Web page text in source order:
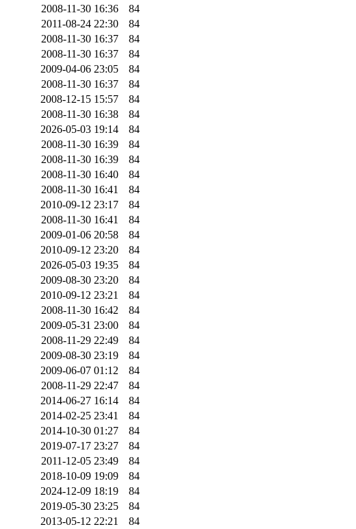
2008-11-30 16:36
84
2011-08-24 22:30
84
2008-11-30 16:37
84
2008-11-30 16:37
84
2009-04-06 23:05
84
2008-11-30 16:37
84
2008-12-15 15:57
84
2008-11-30 16:38
84
2026-05-03 19:14
84
2008-11-30 16:39
84
2008-11-30 16:39
84
2008-11-30 16:40
84
2008-11-30 16:41
84
2010-09-12 23:17
84
2008-11-30 16:41
84
2009-01-06 20:58
84
2010-09-12 23:20
84
2026-05-03 19:35
84
2009-08-30 23:20
84
2010-09-12 23:21
84
2008-11-30 16:42
84
2009-05-31 23:00
84
2008-11-29 22:49
84
2009-08-30 23:19
84
2009-06-07 01:12
84
2008-11-29 22:47
84
2014-06-27 16:14
84
2014-02-25 23:41
84
2014-10-30 01:27
84
2019-07-17 23:27
84
2011-12-05 23:49
84
2018-10-09 19:09
84
2024-12-09 18:19
84
2019-05-30 23:25
84
2013-05-12 22:21
84